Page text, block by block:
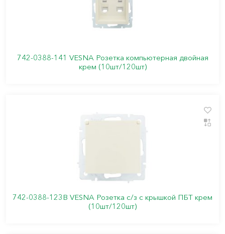
742-0388-141 VESNA Розетка компьютерная двойная
крем (10шт/120шт)
742-0388-123B VESNA Розетка с/з с крышкой ПБТ крем
(10шт/120шт)